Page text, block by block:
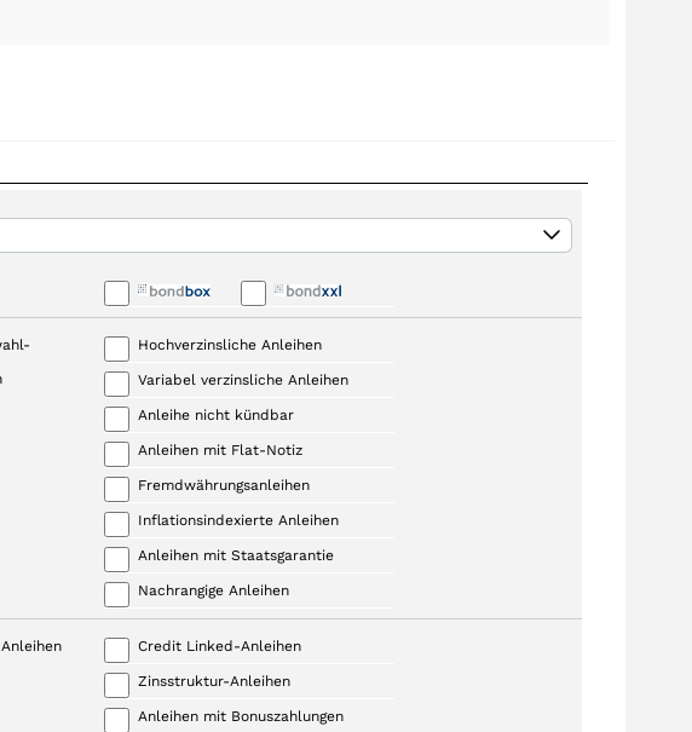
Hochverzinsliche Anleihen
Variabel verzinsliche Anleihen
Anleihe nicht kündbar
Anleihen mit Flat-Notiz
Fremdwährungsanleihen
Inflationsindexierte Anleihen
Anleihen mit Staatsgarantie
Nachrangige Anleihen
Credit Linked-Anleihen
Zinsstruktur-Anleihen
Anleihen mit Bonuszahlungen